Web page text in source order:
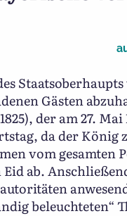
Gästen
der am 27.
da der König
vom gesamten
ab.
beleuchteten“